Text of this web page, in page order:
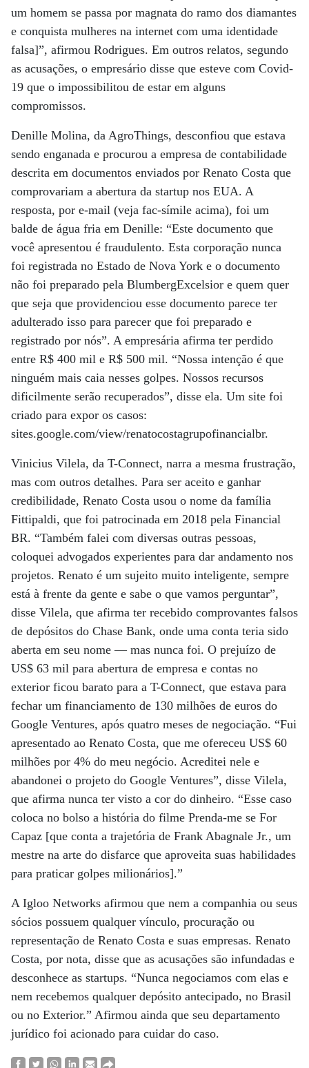
um homem se passa por magnata do ramo dos diamantes
e conquista mulheres na internet com uma identidade
falsa]”, afirmou Rodrigues. Em outros relatos, segundo
as acusações, o empresário disse que esteve com Covid-
19 que o impossibilitou de estar em alguns
compromissos.
Denille Molina, da AgroThings, desconfiou que estava
sendo enganada e procurou a empresa de contabilidade
descrita em documentos enviados por Renato Costa que
comprovariam a abertura da startup nos EUA. A
resposta, por e-mail (veja fac-símile acima), foi um
balde de água fria em Denille: “Este documento que
você apresentou é fraudulento. Esta corporação nunca
foi registrada no Estado de Nova York e o documento
não foi preparado pela BlumbergExcelsior e quem quer
que seja que providenciou esse documento parece ter
adulterado isso para parecer que foi preparado e
registrado por nós”. A empresária afirma ter perdido
entre R$ 400 mil e R$ 500 mil. “Nossa intenção é que
ninguém mais caia nesses golpes. Nossos recursos
dificilmente serão recuperados”, disse ela. Um site foi
criado para expor os casos:
sites.google.com/view/renatocostagrupofinancialbr.
Vinicius Vilela, da T-Connect, narra a mesma frustração,
mas com outros detalhes. Para ser aceito e ganhar
credibilidade, Renato Costa usou o nome da família
Fittipaldi, que foi patrocinada em 2018 pela Financial
BR. “Também falei com diversas outras pessoas,
coloquei advogados experientes para dar andamento nos
projetos. Renato é um sujeito muito inteligente, sempre
está à frente da gente e sabe o que vamos perguntar”,
disse Vilela, que afirma ter recebido comprovantes falsos
de depósitos do Chase Bank, onde uma conta teria sido
aberta em seu nome — mas nunca foi. O prejuízo de
US$ 63 mil para abertura de empresa e contas no
exterior ficou barato para a T-Connect, que estava para
fechar um financiamento de 130 milhões de euros do
Google Ventures, após quatro meses de negociação. “Fui
apresentado ao Renato Costa, que me ofereceu US$ 60
milhões por 4% do meu negócio. Acreditei nele e
abandonei o projeto do Google Ventures”, disse Vilela,
que afirma nunca ter visto a cor do dinheiro. “Esse caso
coloca no bolso a história do filme Prenda-me se For
Capaz [que conta a trajetória de Frank Abagnale Jr., um
mestre na arte do disfarce que aproveita suas habilidades
para praticar golpes milionários].”
A Igloo Networks afirmou que nem a companhia ou seus
sócios possuem qualquer vínculo, procuração ou
representação de Renato Costa e suas empresas. Renato
Costa, por nota, disse que as acusações são infundadas e
desconhece as startups. “Nunca negociamos com elas e
nem recebemos qualquer depósito antecipado, no Brasil
ou no Exterior.” Afirmou ainda que seu departamento
jurídico foi acionado para cuidar do caso.